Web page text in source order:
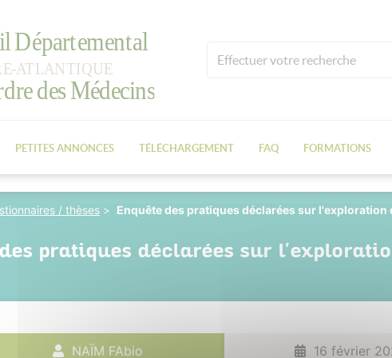
PETITES ANNONCES TÉLÉCHARGEMENT FAQ FORMATIONS
/ thèses > Enquête des pratiques déclarées sur l'exploration
des pratiques déclarées sur
NAÏM FAbio 16 février